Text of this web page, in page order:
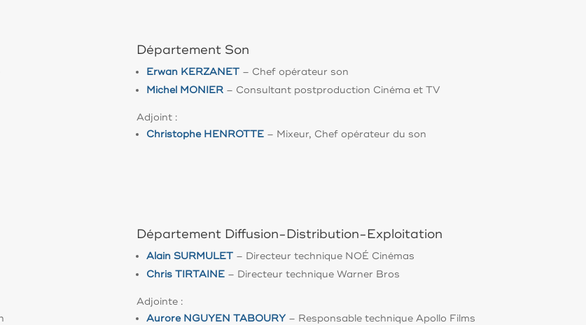
Département Son
Erwan KERZANET – Chef opérateur son
Michel MONIER – Consultant postproduction Cinéma et TV
Adjoint :
Christophe HENROTTE– Mixeur, Chef opérateur du son
Département Diffusion-Distribution-Exploitation
Alain SURMULET – Directeur technique NOÉ Cinémas
Chris TIRTAINE – Directeur technique Warner Bros
Adjointe :
Aurore NGUYEN TABOURY– Responsable technique Apollo Films